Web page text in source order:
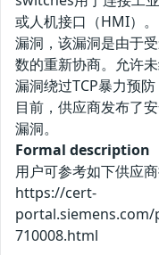
或人机接口（HMI）
漏洞，该漏洞是由于
数的重新协商。允许
漏洞绕过TCP暴力预
目前，供应商发布了
漏洞。
Formal description
用户可参考如下供应
https://cert-
710008.html